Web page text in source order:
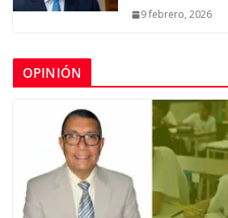
9 febrero, 2026
OPINIÓN